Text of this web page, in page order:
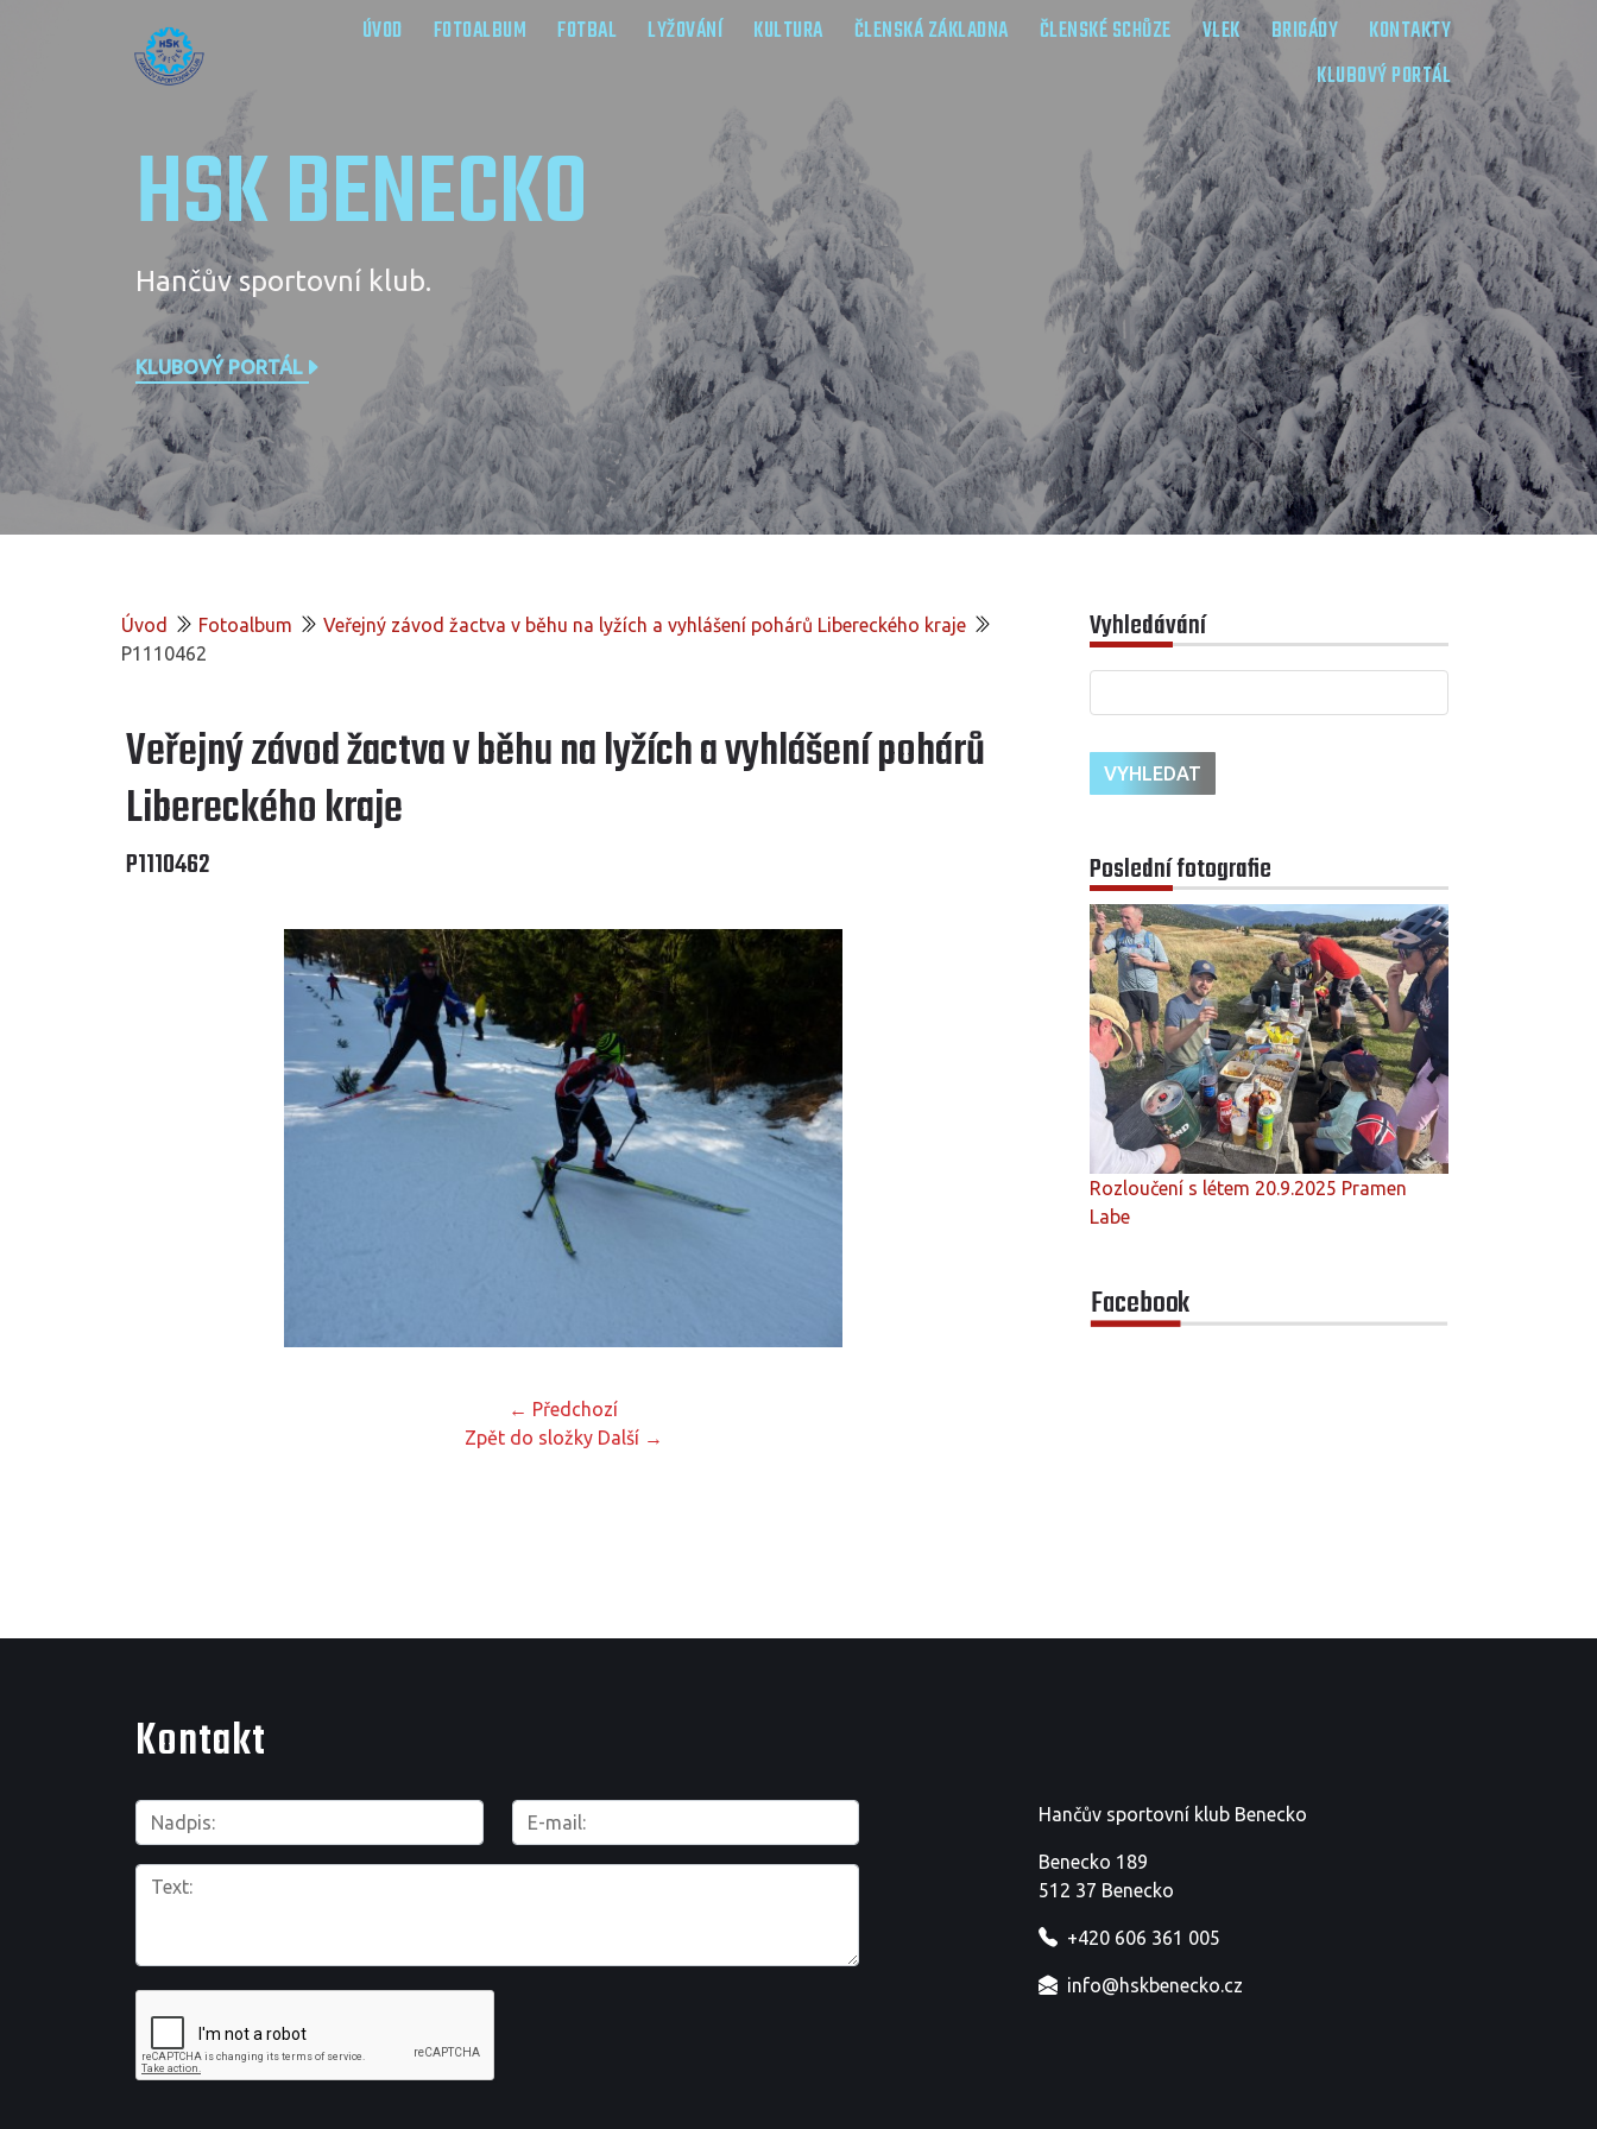
ÚVOD FOTOALBUM FOTBAL LYŽOVÁNÍ KULTURA ČLENSKÁ ZÁKLADNA ČLENSKÉ SCHŮZE VLEK BRIGÁDY
KONTAKTY
KLUBOVÝ PORTÁL
HSK BENECKO
Hančův sportovní klub.
KLUBOVÝ PORTÁL
Úvod Fotoalbum
Veřejný závod žactva v běhu na lyžích a vyhlášení pohárů Libereckého kraje
P1110462
Veřejný závod žactva v běhu na lyžích a vyhlášení pohárů
Libereckého kraje
P1110462
← Předchozí
Zpět do složky Další →
Vyhledávání
Poslední fotografie
Rozloučení s létem 20.9.2025 Pramen
Labe
Facebook
Kontakt
Hančův sportovní klub Benecko
Benecko 189
512 37 Benecko
+420 606 361 005
info@hskbenecko.cz